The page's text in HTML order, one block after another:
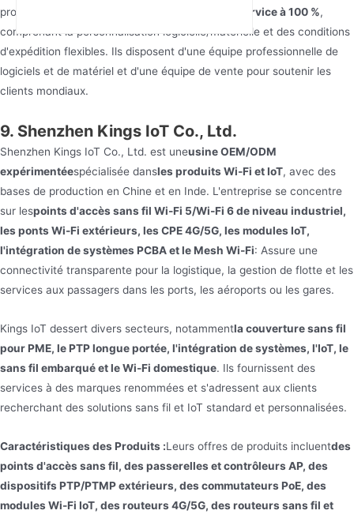
processus de
un service à 100 %,
comprenant la personnalisation logicielle/matérielle et des conditions
d'expédition flexibles. Ils disposent d'une équipe professionnelle de
logiciels et de matériel et d'une équipe de vente pour soutenir les
clients mondiaux.
9. Shenzhen Kings IoT Co., Ltd.
Shenzhen Kings IoT Co., Ltd. est uneusine OEM/ODM
expérimentéespécialisée dansles produits Wi-Fi et IoT, avec des
bases de production en Chine et en Inde. L'entreprise se concentre
sur lespoints d'accès sans fil Wi-Fi 5/Wi-Fi 6 de niveau industriel,
les ponts Wi-Fi extérieurs, les CPE 4G/5G, les modules IoT,
l'intégration de systèmes PCBA et le Mesh Wi-Fi: Assure une
connectivité transparente pour la logistique, la gestion de flotte et les
services aux passagers dans les ports, les aéroports ou les gares.
Kings IoT dessert divers secteurs, notammentla couverture sans fil
pour PME, le PTP longue portée, l'intégration de systèmes, l'IoT, le
sans fil embarqué et le Wi-Fi domestique. Ils fournissent des
services à des marques renommées et s'adressent aux clients
recherchant des solutions sans fil et IoT standard et personnalisées.
Caractéristiques des Produits :Leurs offres de produits incluentdes
points d'accès sans fil, des passerelles et contrôleurs AP, des
dispositifs PTP/PTMP extérieurs, des commutateurs PoE, des
modules Wi-Fi IoT, des routeurs 4G/5G, des routeurs sans fil et